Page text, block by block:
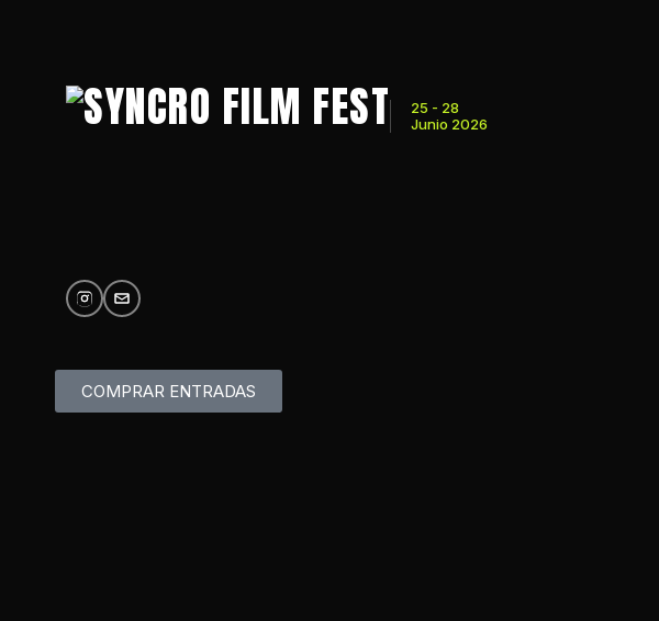
25 - 28
Junio 2026
COMPRAR ENTRADAS